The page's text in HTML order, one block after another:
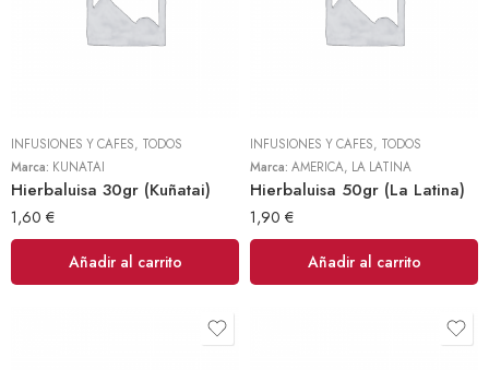
INFUSIONES Y CAFES, TODOS
Marca: KUÑATAI
Hierbaluisa 30gr (Kuñatai)
1,60 €
Añadir al carrito
INFUSIONES Y CAFES, TODOS
Marca: AMERICA, LA LATINA
Hierbaluisa 50gr (La Latina)
1,90 €
Añadir al carrito